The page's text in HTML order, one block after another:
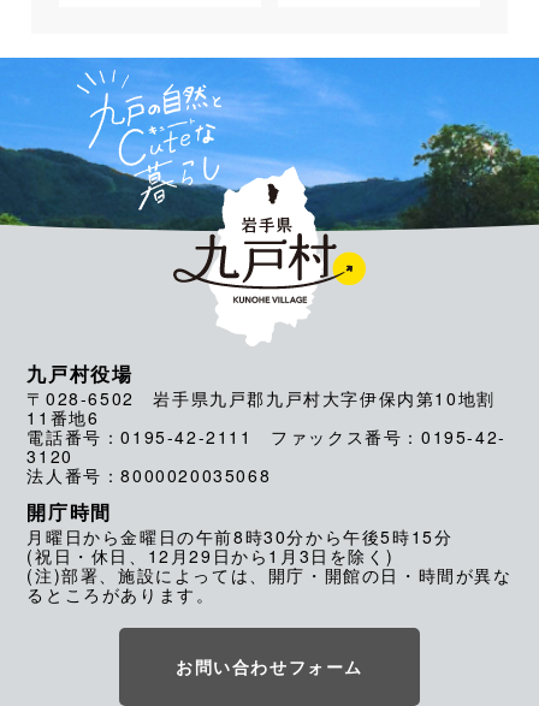
九戸村役場
〒028-6502 岩手県九戸郡九戸村大字伊保内第10地割
11番地6
電話番号：0195-42-2111 ファックス番号：0195-42-
3120
法人番号：8000020035068
開庁時間
月曜日から金曜日の午前8時30分から午後5時15分
(祝日・休日、12月29日から1月3日を除く)
(注)部署、施設によっては、開庁・開館の日・時間が異な
るところがあります。
お問い合わせフォーム